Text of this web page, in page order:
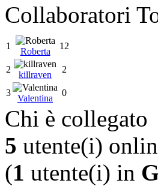
Collaboratori
1
Roberta
12
2
killraven
2
3
Valentina
0
Chi è collegato
5 utente(i)
(1 utente(i) in